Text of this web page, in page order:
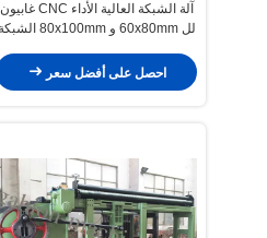
آلة الشبكة العالية الأداء CNC غابيون
لل 60x80mm و 80x100mm الشبكة
احصل على أفضل سعر